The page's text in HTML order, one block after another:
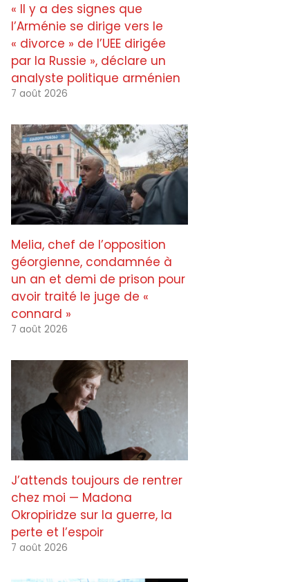
« Il y a des signes que
l’Arménie se dirige vers le
« divorce » de l’UEE dirigée
par la Russie », déclare un
analyste politique arménien
7 août 2026
Melia, chef de l’opposition
géorgienne, condamnée à
un an et demi de prison pour
avoir traité le juge de «
connard »
7 août 2026
J’attends toujours de rentrer
chez moi — Madona
Okropiridze sur la guerre, la
perte et l’espoir
7 août 2026